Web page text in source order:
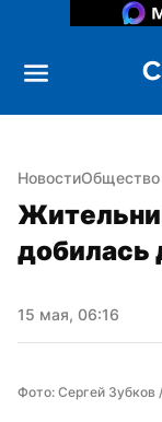
НовостиОбщество
добилась
15 мая, 06:16
Фото: Сергей